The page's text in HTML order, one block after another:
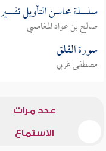
سلسلة محاسن التأويل تفسير
صالح بن عواد المغامسي
سورة الفلق
مصطفى غربي
عدد مرات
الاستماع